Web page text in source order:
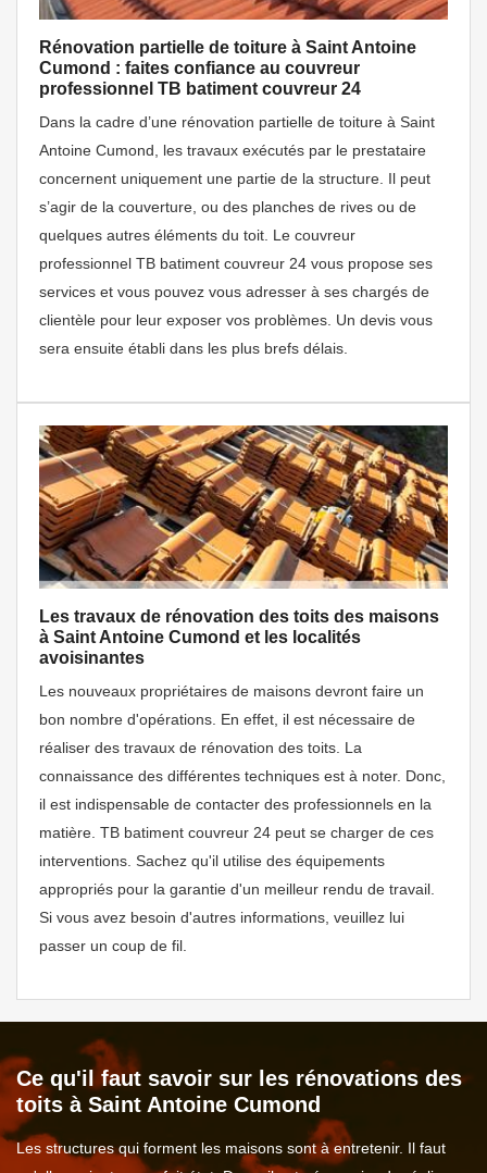
Rénovation partielle de toiture à Saint Antoine
Cumond : faites confiance au couvreur
professionnel TB batiment couvreur 24
Dans la cadre d’une rénovation partielle de toiture à Saint
Antoine Cumond, les travaux exécutés par le prestataire
concernent uniquement une partie de la structure. Il peut
s’agir de la couverture, ou des planches de rives ou de
quelques autres éléments du toit. Le couvreur
professionnel TB batiment couvreur 24 vous propose ses
services et vous pouvez vous adresser à ses chargés de
clientèle pour leur exposer vos problèmes. Un devis vous
sera ensuite établi dans les plus brefs délais.
Les travaux de rénovation des toits des maisons
à Saint Antoine Cumond et les localités
avoisinantes
Les nouveaux propriétaires de maisons devront faire un
bon nombre d'opérations. En effet, il est nécessaire de
réaliser des travaux de rénovation des toits. La
connaissance des différentes techniques est à noter. Donc,
il est indispensable de contacter des professionnels en la
matière. TB batiment couvreur 24 peut se charger de ces
interventions. Sachez qu'il utilise des équipements
appropriés pour la garantie d'un meilleur rendu de travail.
Si vous avez besoin d'autres informations, veuillez lui
passer un coup de fil.
Ce qu'il faut savoir sur les rénovations des
toits à Saint Antoine Cumond
Les structures qui forment les maisons sont à entretenir. Il faut